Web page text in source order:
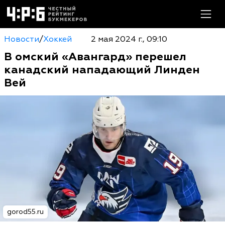
Новости/Хоккей 2 мая 2024 г., 09:10
В омский «Авангард» перешел
канадский нападающий Линден
Вей
gorod55.ru